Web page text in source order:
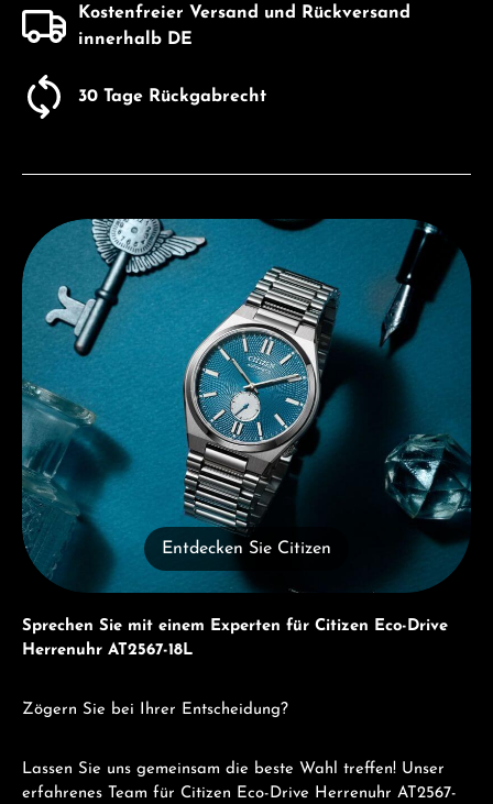
Kostenfreier Versand und Rückversand
innerhalb DE
30 Tage Rückgabrecht
Entdecken Sie Citizen
Entdecken Sie Citizen
Sprechen Sie mit einem Experten für Citizen Eco-Drive
Herrenuhr AT2567-18L
Zögern Sie bei Ihrer Entscheidung?
Lassen Sie uns gemeinsam die beste Wahl treffen! Unser
erfahrenes Team für Citizen Eco-Drive Herrenuhr AT2567-